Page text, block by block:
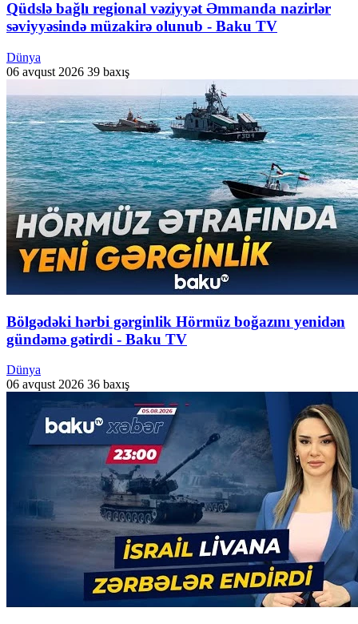
Qüdslə bağlı regional vəziyyət Əmmanda nazirlər
səviyyəsində müzakirə olunub - Baku TV
Dünya
06 avqust 2026 39 baxış
Bölgədəki hərbi gərginlik Hörmüz boğazını yenidən
gündəmə gətirdi - Baku TV
Dünya
06 avqust 2026 36 baxış